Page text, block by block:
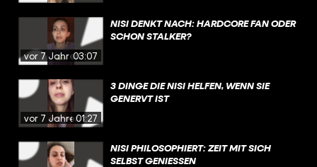
vor 7 Jahren03:07
NISI DENKT NACH: HARDCORE FAN ODER
SCHON STALKER?
vor 7 Jahren01:27
3 DINGE DIE NISI HELFEN, WENN SIE
GENERVT IST
NISI PHILOSOPHIERT: ZEIT MIT SICH
SELBST GENIESSEN